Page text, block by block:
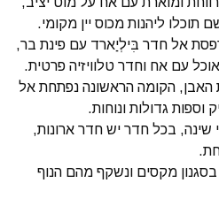
תוכלו ליהנות מכוס יין מקומי.
אל חדר בִּילְיַארד עם פינת בר,
עם אח וחדר טלוויזיה פרטית.
האבן, הקומה הראשונה נפתחת אל
וספות גדולות ונוחות.
ממוקמים גם 4 חדרי שינה, בכל חדר יש חדר ארונות,
מקסים ונשקף מהם הנוף